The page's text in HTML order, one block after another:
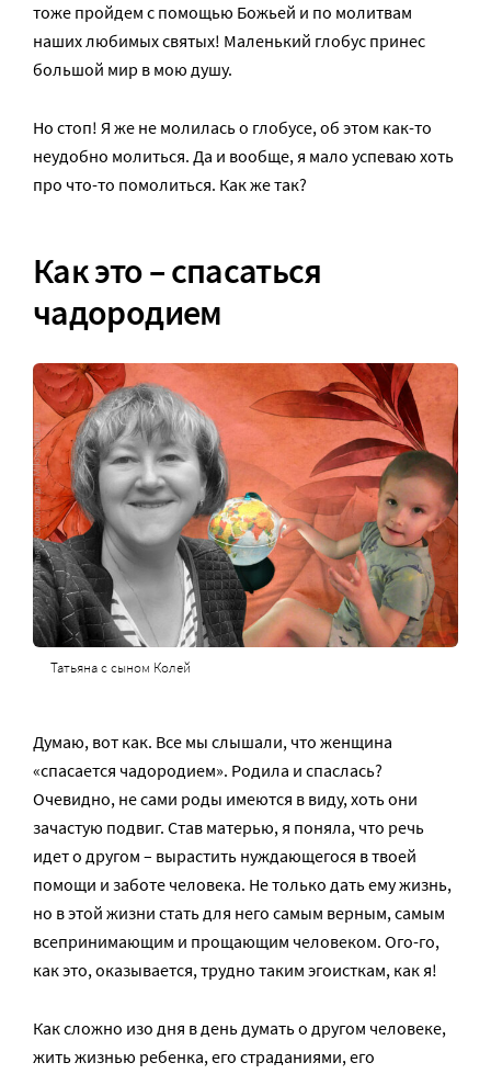
тоже пройдем с помощью Божьей и по молитвам
наших любимых святых! Маленький глобус принес
большой мир в мою душу.
Но стоп! Я же не молилась о глобусе, об этом как-то
неудобно молиться. Да и вообще, я мало успеваю хоть
про что-то помолиться. Как же так?
Как это – спасаться
чадородием
Татьяна с сыном Колей
Думаю, вот как. Все мы слышали, что женщина
«спасается чадородием». Родила и спаслась?
Очевидно, не сами роды имеются в виду, хоть они
зачастую подвиг. Став матерью, я поняла, что речь
идет о другом – вырастить нуждающегося в твоей
помощи и заботе человека. Не только дать ему жизнь,
но в этой жизни стать для него самым верным, самым
всепринимающим и прощающим человеком. Ого-го,
как это, оказывается, трудно таким эгоисткам, как я!
Как сложно изо дня в день думать о другом человеке,
жить жизнью ребенка, его страданиями, его